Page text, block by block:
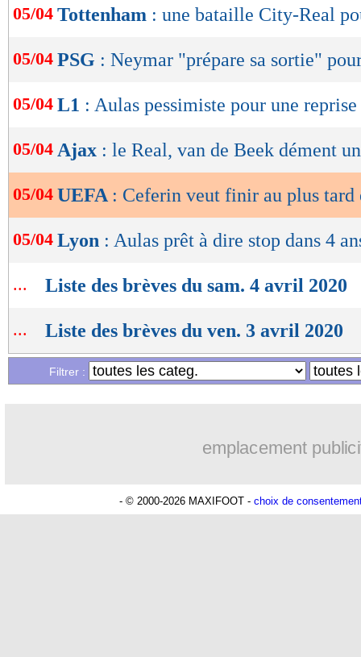
de
OK
05/04 Tottenham : une bataille City-Real
05/04 PSG : Neymar "prépare sa sortie"
05/04 L1 : Aulas pessimiste pour une reprise
05/04 Ajax : le Real, van de Beek dément
05/04 UEFA : Ceferin veut finir au plus tard
05/04 Lyon : Aulas prêt à dire stop dans 4
... Liste des brèves du sam. 4 avril 2020
... Liste des brèves du ven. 3 avril 2020
Filtrer :
emplacement
- © 2000-2026 MAXIFOOT - choix de